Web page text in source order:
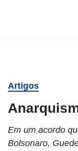
Artigos
Em um acordo
Bolsonaro,